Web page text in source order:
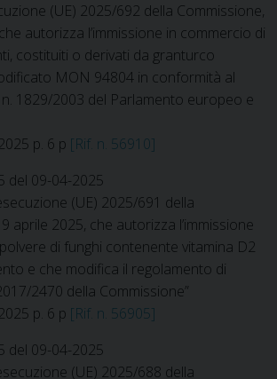
(UE) 2025/692 della Commissione,
autorizza l’immissione in commercio di
costituiti o derivati da granturco
MON 94804 in conformità al
1829/2003 del Parlamento europeo e
p. 6 p [Rif. n. 56910]
del 09-04-2025
(UE) 2025/691 della
aprile 2025, che autorizza l’immissione
di funghi contenente vitamina D2
e che modifica il regolamento di
2470 della Commissione”
p. 6 p [Rif. n. 56905]
del 09-04-2025
(UE) 2025/688 della